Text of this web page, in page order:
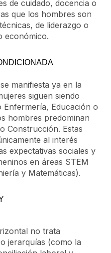
de cuidado, docencia o
que los hombres son
de liderazgo o
económico.
manifiesta ya en la
siguen siendo
Educación o
hombres predominan
Construcción. Estas
al interés
expectativas sociales y
en áreas STEM
y Matemáticas).
no trata
jerarquías (como la